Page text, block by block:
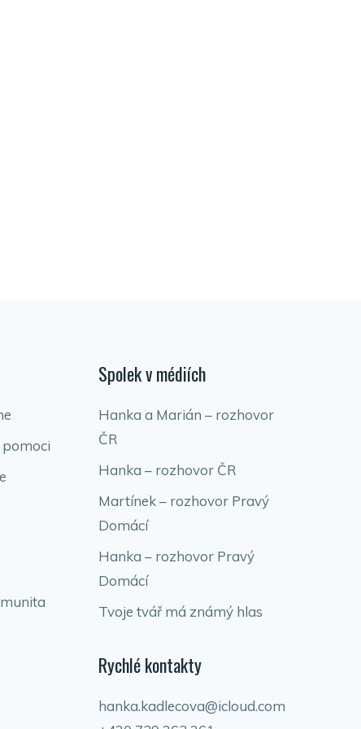
pomoci
Spolek v médiích
Hanka a Marián – rozhovor
ČR
Hanka – rozhovor ČR
Martínek – rozhovor Pravý
Domácí
Hanka – rozhovor Pravý
Domácí
Tvoje tvář má známý hlas
Rychlé kontakty
hanka.kadlecova@icloud.com